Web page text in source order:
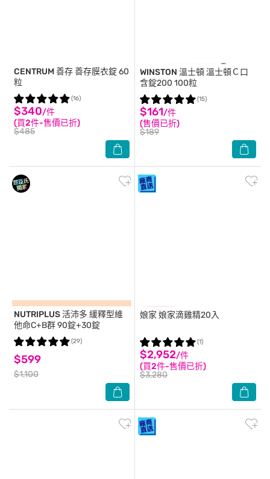
CENTRUM 善存善存膜衣錠 60
粒
$340/件
(買2件-售價已折)
$485
(16)
WINSTON 溫士頓溫士頓Ｃ口
含錠200 100粒
$161/件
(售價已折)
$189
(15)
NUTRIPLUS活沛多 緩釋型維
他命C+B群 90錠+30錠
$599
$1,100
(29)
娘家 娘家滴雞精20入
$2,952/件
(買2件-售價已折)
$3,280
(1)